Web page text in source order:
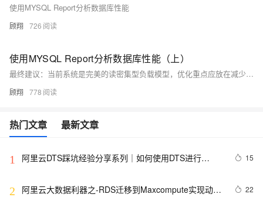
使用MYSQL Report分析数据库性能
顾翔 726
使用MYSQL Report分析数据库性能（上）
最终建议：当前系统是完美的读密集型负载模型，优化重点应放在减少行读取量和提高数据定位效率。通过索引优化、分区策略和内存缓存，预期可降低30%的CPU负载，同时保持100%的缓冲池命中率。建议每百万次查询后刷新统计信息以持续优化
顾翔 778
热门文章 最新文章
1
阿里云DTS踩坑经验分享系列｜如何使用DTS进行
15
2
阿里云大数据利器之-RDS迁移到Maxcompute实现动态
22